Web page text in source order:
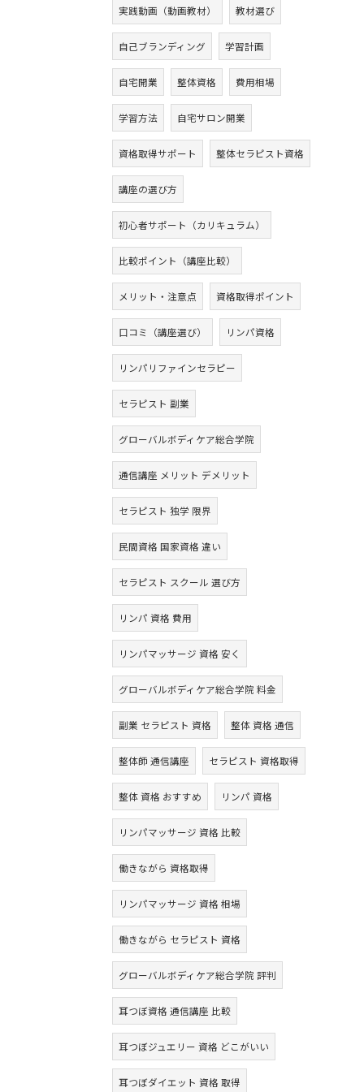
実践動画（動画教材） 教材選び
自己ブランディング 学習計画
自宅開業 整体資格 費用相場
学習方法 自宅サロン開業
資格取得サポート 整体セラピスト資格
講座の選び方
初心者サポート（カリキュラム）
比較ポイント（講座比較）
メリット・注意点 資格取得ポイント
口コミ（講座選び） リンパ資格
リンパリファインセラピー
セラピスト 副業
グローバルボディケア総合学院
通信講座 メリット デメリット
セラピスト 独学 限界
民間資格 国家資格 違い
セラピスト スクール 選び方
リンパ 資格 費用
リンパマッサージ 資格 安く
グローバルボディケア総合学院 料金
副業 セラピスト 資格 整体 資格 通信
整体師 通信講座 セラピスト 資格取得
整体 資格 おすすめ リンパ 資格
リンパマッサージ 資格 比較
働きながら 資格取得
リンパマッサージ 資格 相場
働きながら セラピスト 資格
グローバルボディケア総合学院 評判
耳つぼ資格 通信講座 比較
耳つぼジュエリー 資格 どこがいい
耳つぼダイエット 資格 取得